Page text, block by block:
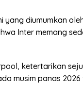
diumumkan
Inter memang
ketertarikan
musim panas